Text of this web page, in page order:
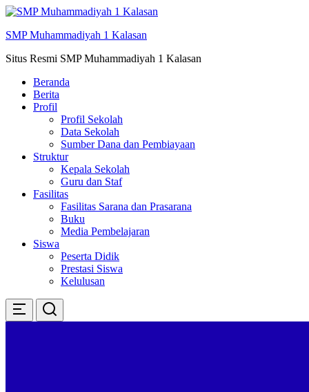
Skip
konten
SMP Muhammadiyah 1 Kalasan
Situs Resmi SMP Muhammadiyah 1 Kalasan
Beranda
Berita
Profil
Profil Sekolah
Data Sekolah
Sumber Dana dan Pembiayaan
Struktur
Kepala Sekolah
Guru dan Staf
Fasilitas
Fasilitas Sarana dan Prasarana
Buku
Media Pembelajaran
Siswa
Peserta Didik
Prestasi Siswa
Kelulusan